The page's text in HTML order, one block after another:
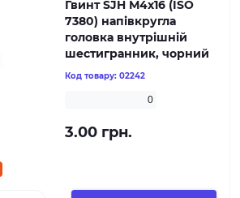
Гвинт SJH М4х16 (ISO
7380) напівкругла
головка внутрішній
шестигранник, чорний
Код товару: 02242
0
3.00 грн.